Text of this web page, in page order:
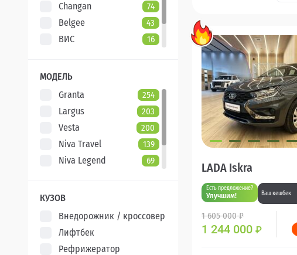
Changan 74
Belgee 43
ВИС 16
XCITE
МОДЕЛЬ
Granta
254
Largus 203
Vesta 200
Niva Travel 139
Niva Legend 69
Aura
КУЗОВ
Внедорожник / кроссовер
Лифтбек
Рефрижератор
LADA Iskra
Есть предложение?
Улучшим! Ваш кешбек
1 605 000 ₽
1 244 000 ₽